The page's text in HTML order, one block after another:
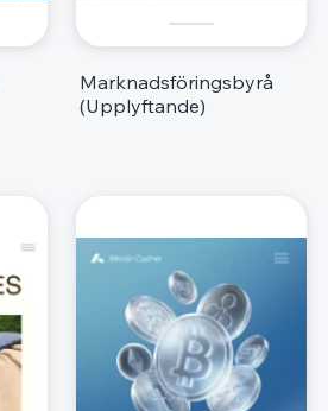
Marknadsföringsbyrå
(Upplyftande)